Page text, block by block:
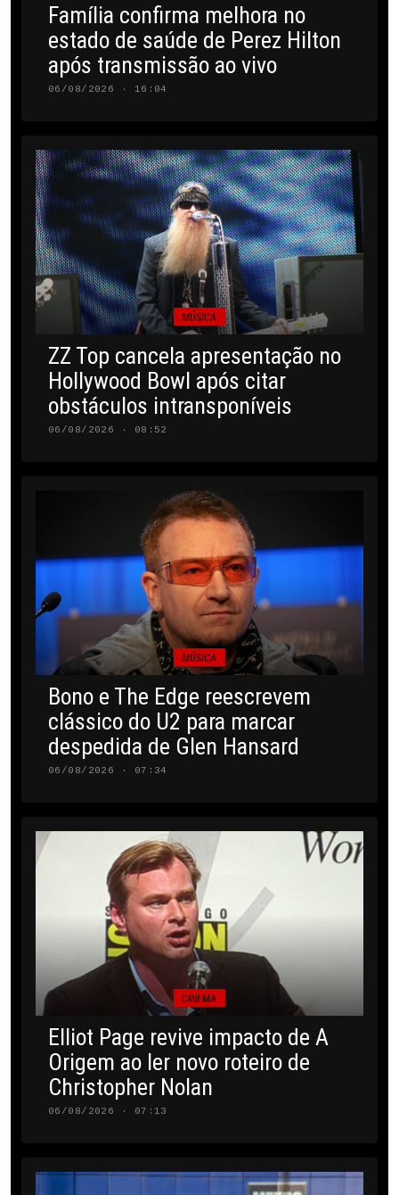
Família confirma melhora no
estado de saúde de Perez Hilton
após transmissão ao vivo
06/08/2026 · 16:04
MÚSICA
ZZ Top cancela apresentação no
Hollywood Bowl após citar
obstáculos intransponíveis
06/08/2026 · 08:52
MÚSICA
Bono e The Edge reescrevem
clássico do U2 para marcar
despedida de Glen Hansard
06/08/2026 · 07:34
CINEMA
Elliot Page revive impacto de A
Origem ao ler novo roteiro de
Christopher Nolan
06/08/2026 · 07:13